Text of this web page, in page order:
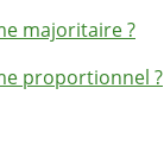
majoritaire ?
proportionnel ?